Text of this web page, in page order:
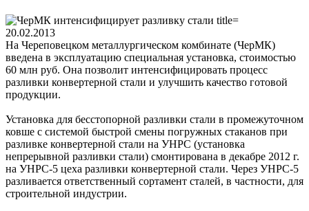
20.02.2013
На Череповецком металлургическом комбинате (ЧерМК)
введена в эксплуатацию специальная установка, стоимостью
60 млн руб. Она позволит интенсифицировать процесс
разливки конвертерной стали и улучшить качество готовой
продукции.
Установка для бесстопорной разливки стали в промежуточном
ковше с системой быстрой смены погружных стаканов при
разливке конвертерной стали на УНРС (установка
непрерывной разливки стали) смонтирована в декабре 2012 г.
на УНРС-5 цеха разливки конвертерной стали. Через УНРС-5
разливается ответственный сортамент сталей, в частности, для
строительной индустрии.